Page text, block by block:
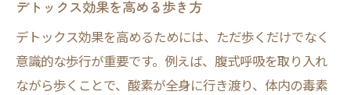
デトックス効果を高める歩き方
デトックス効果を高めるためには、ただ歩くだけでなく
意識的な歩行が重要です。例えば、腹式呼吸を取り入れ
ながら歩くことで、酸素が全身に行き渡り、体内の毒素